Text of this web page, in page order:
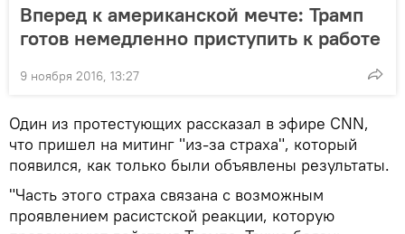
Вперед к американской мечте: Трамп
готов немедленно приступить к работе
9 ноября 2016, 13:27
Один из протестующих рассказал в эфире CNN,
что пришел на митинг "из-за страха", который
появился, как только были объявлены результаты.
"Часть этого страха связана с возможным
проявлением расистской реакции, которую